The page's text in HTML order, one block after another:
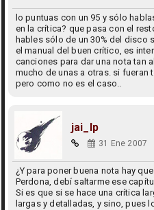
lo puntuas con un 95 y sólo
en la crítica? que pasa con el
hables sólo de un 30% del disco
el manual del buen crítico, es
canciones para dar una nota tan
mucho de unas a otras. si fueran
pero como no es el caso..
jai_lp
31 Ene 2007
¿Y para poner buena nota hay
Perdona, debí saltarme ese
Si es que si se hace una crítica
largas y detalladas, y sino, pues